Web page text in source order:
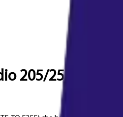
205/255/355/